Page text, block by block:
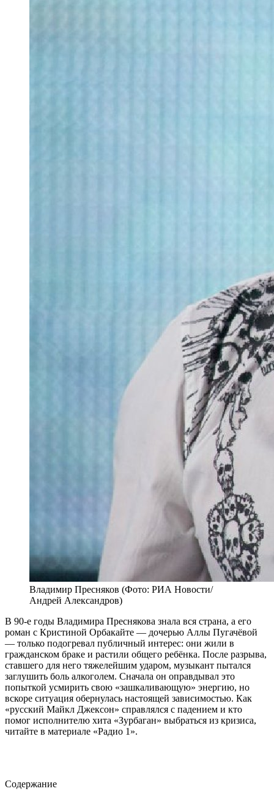
Владимир Пресняков (Фото: РИА Новости/
Андрей Александров)
В 90-е годы Владимира Преснякова знала вся страна, а его
роман с Кристиной Орбакайте — дочерью Аллы Пугачёвой
— только подогревал публичный интерес: они жили в
гражданском браке и растили общего ребёнка. После разрыва,
ставшего для него тяжелейшим ударом, музыкант пытался
заглушить боль алкоголем. Сначала он оправдывал это
попыткой усмирить свою «зашкаливающую» энергию, но
вскоре ситуация обернулась настоящей зависимостью. Как
«русский Майкл Джексон» справлялся с падением и кто
помог исполнителю хита «Зурбаган» выбраться из кризиса,
читайте в материале «Радио 1».
Содержание